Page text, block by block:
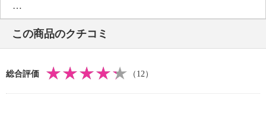
・タンブル乾燥：不可
・自然乾燥：日陰の吊り干し
・アイロン仕上げ：可（低温）
・ドライクリーニング：石油系ドライクリーニング可
【個体差あり】
個体差あり
この商品のクチコミ
総合評価 （12）